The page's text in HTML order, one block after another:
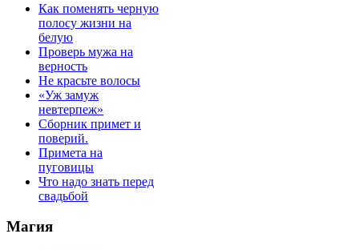
Как поменять черную
полосу жизни на
белую
Проверь мужа на
верность
Не красьте волосы
«Уж замуж
невтерпеж»
Сборник примет и
поверий.
Примета на
пуговицы
Что надо знать перед
свадьбой
Магия